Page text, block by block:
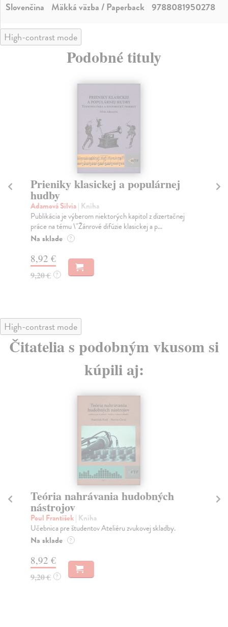
Slovenčina Mäkká väzba / Paperback 9788081950278
High-contrast mode
Podobné tituly
Prieniky klasickej a populárnej
hudby
Adamová Silvia| Kniha
Publikácia je výberom niektorých kapitol z dizertačnej
práce na tému \"Žánrové difúzie klasickej a p...
Na sklade ?
8,92 €
9,20 € ?
High-contrast mode
Čitatelia s podobným vkusom si
kúpili aj:
Teória nahrávania hudobných
nástrojov
Poul František| Kniha
Učebnica pre študentov Ateliéru zvukovej skladby.
Na sklade ?
8,92 €
9,20 € ?